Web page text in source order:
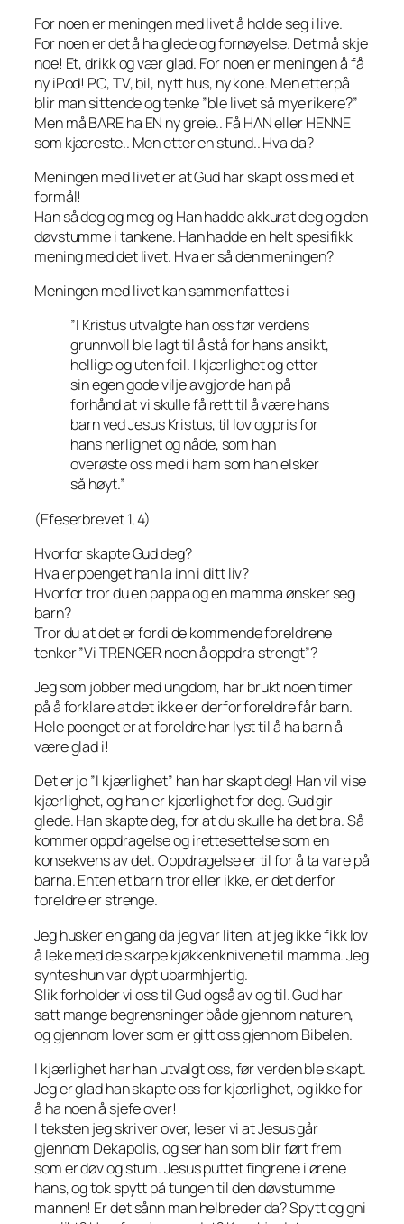
For noen er meningen med livet å holde seg i live.
For noen er det å ha glede og fornøyelse. Det må skje
noe! Et, drikk og vær glad. For noen er meningen å få
ny iPod! PC, TV, bil, nytt hus, ny kone. Men etterpå
blir man sittende og tenke ”ble livet så mye rikere?”
Men må BARE ha EN ny greie.. Få HAN eller HENNE
som kjæreste.. Men etter en stund.. Hva da?
Meningen med livet er at Gud har skapt oss med et
formål!
Han så deg og meg og Han hadde akkurat deg og den
døvstumme i tankene. Han hadde en helt spesifikk
mening med det livet. Hva er så den meningen?
Meningen med livet kan sammenfattes i
”I Kristus utvalgte han oss før verdens
grunnvoll ble lagt til å stå for hans ansikt,
hellige og uten feil. I kjærlighet og etter
sin egen gode vilje avgjorde han på
forhånd at vi skulle få rett til å være hans
barn ved Jesus Kristus, til lov og pris for
hans herlighet og nåde, som han
overøste oss med i ham som han elsker
så høyt.”
(Efeserbrevet 1, 4)
Hvorfor skapte Gud deg?
Hva er poenget han la inn i ditt liv?
Hvorfor tror du en pappa og en mamma ønsker seg
barn?
Tror du at det er fordi de kommende foreldrene
tenker ”Vi TRENGER noen å oppdra strengt”?
Jeg som jobber med ungdom, har brukt noen timer
på å forklare at det ikke er derfor foreldre får barn.
Hele poenget er at foreldre har lyst til å ha barn å
være glad i!
Det er jo ”I kjærlighet” han har skapt deg! Han vil vise
kjærlighet, og han er kjærlighet for deg. Gud gir
glede. Han skapte deg, for at du skulle ha det bra. Så
kommer oppdragelse og irettesettelse som en
konsekvens av det. Oppdragelse er til for å ta vare på
barna. Enten et barn tror eller ikke, er det derfor
foreldre er strenge.
Jeg husker en gang da jeg var liten, at jeg ikke fikk lov
å leke med de skarpe kjøkkenknivene til mamma. Jeg
syntes hun var dypt ubarmhjertig.
Slik forholder vi oss til Gud også av og til. Gud har
satt mange begrensninger både gjennom naturen,
og gjennom lover som er gitt oss gjennom Bibelen.
I kjærlighet har han utvalgt oss, før verden ble skapt.
Jeg er glad han skapte oss for kjærlighet, og ikke for
å ha noen å sjefe over!
I teksten jeg skriver over, leser vi at Jesus går
gjennom Dekapolis, og ser han som blir ført frem
som er døv og stum. Jesus puttet fingrene i ørene
hans, og tok spytt på tungen til den døvstumme
mannen! Er det sånn man helbreder da? Spytt og gni